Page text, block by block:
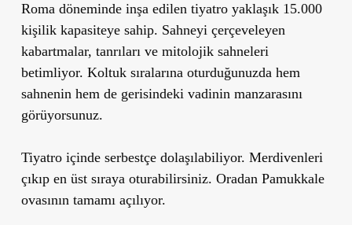
Roma döneminde inşa edilen tiyatro yaklaşık 15.000
kişilik kapasiteye sahip. Sahneyi çerçeveleyen
kabartmalar, tanrıları ve mitolojik sahneleri
betimliyor. Koltuk sıralarına oturduğunuzda hem
sahnenin hem de gerisindeki vadinin manzarasını
görüyorsunuz.
Tiyatro içinde serbestçe dolaşılabiliyor. Merdivenleri
çıkıp en üst sıraya oturabilirsiniz. Oradan Pamukkale
ovasının tamamı açılıyor.